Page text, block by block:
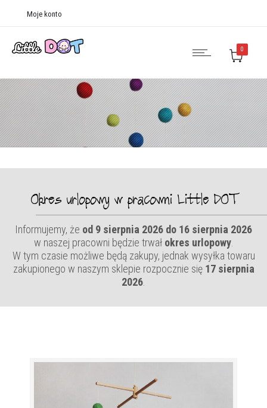
Moje konto
0
Okres urlopowy w pracowni Little DOT
Informujemy, że od 9 sierpnia 2026 do 16 sierpnia 2026
w naszej pracowni będzie trwał okres urlopowy.
W tym czasie możliwe będą zakupy, jednak wysyłka towaru
zakupionego w naszym sklepie rozpocznie się 17 sierpnia
2026